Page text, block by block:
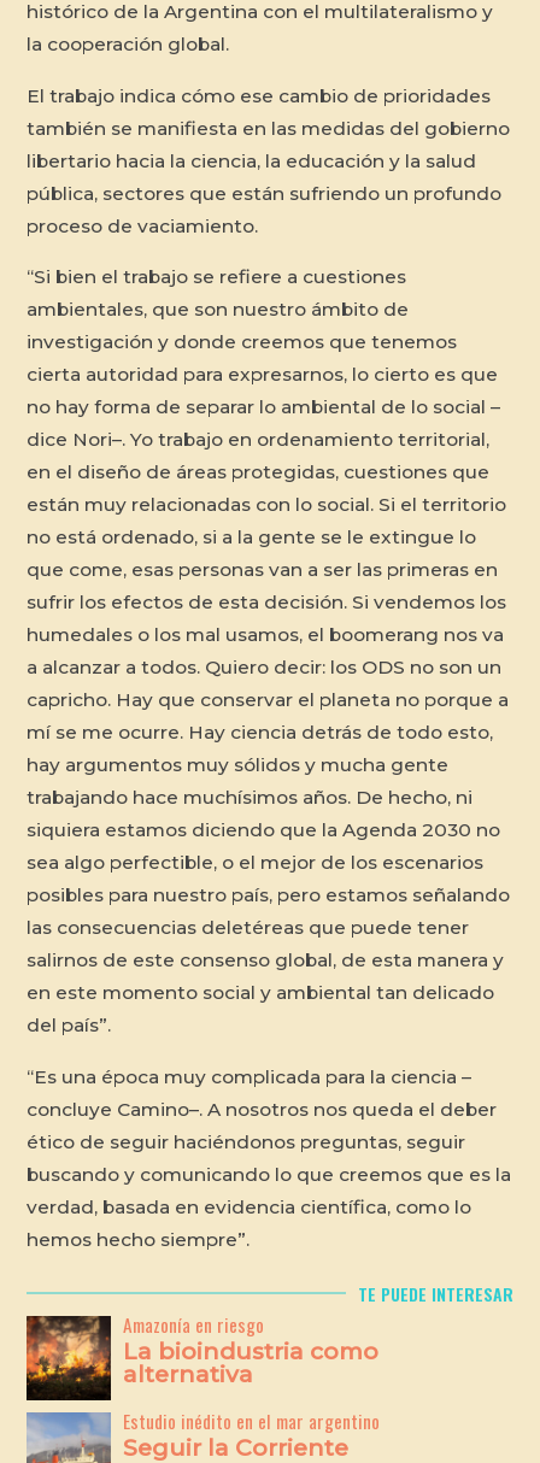
histórico de la Argentina con el multilateralismo y
la cooperación global.
El trabajo indica cómo ese cambio de prioridades
también se manifiesta en las medidas del gobierno
libertario hacia la ciencia, la educación y la salud
pública, sectores que están sufriendo un profundo
proceso de vaciamiento.
“Si bien el trabajo se refiere a cuestiones
ambientales, que son nuestro ámbito de
investigación y donde creemos que tenemos
cierta autoridad para expresarnos, lo cierto es que
no hay forma de separar lo ambiental de lo social –
dice Nori–. Yo trabajo en ordenamiento territorial,
en el diseño de áreas protegidas, cuestiones que
están muy relacionadas con lo social. Si el territorio
no está ordenado, si a la gente se le extingue lo
que come, esas personas van a ser las primeras en
sufrir los efectos de esta decisión. Si vendemos los
humedales o los mal usamos, el boomerang nos va
a alcanzar a todos. Quiero decir: los ODS no son un
capricho. Hay que conservar el planeta no porque a
mí se me ocurre. Hay ciencia detrás de todo esto,
hay argumentos muy sólidos y mucha gente
trabajando hace muchísimos años. De hecho, ni
siquiera estamos diciendo que la Agenda 2030 no
sea algo perfectible, o el mejor de los escenarios
posibles para nuestro país, pero estamos señalando
las consecuencias deletéreas que puede tener
salirnos de este consenso global, de esta manera y
en este momento social y ambiental tan delicado
del país”.
“Es una época muy complicada para la ciencia –
concluye Camino–. A nosotros nos queda el deber
ético de seguir haciéndonos preguntas, seguir
buscando y comunicando lo que creemos que es la
verdad, basada en evidencia científica, como lo
hemos hecho siempre”.
TE PUEDE INTERESAR
Amazonía en riesgo
La bioindustria como
alternativa
Estudio inédito en el mar argentino
Seguir la Corriente